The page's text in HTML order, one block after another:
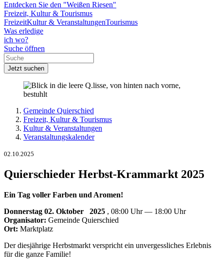
Entdecken Sie den "Weißen Riesen"
Freizeit, Kultur & Tourismus
FreizeitKultur & VeranstaltungenTourismus
Was erledige
ich wo?
Suche öffnen
Jetzt suchen
Gemeinde Quierschied
Freizeit, Kultur & Tourismus
Kultur & Veranstaltungen
Veranstaltungskalender
02.10.2025
Quierschieder Herbst-Krammarkt 2025
Ein Tag voller Farben und Aromen!
Donnerstag 02. Oktober
2025 , 08:00 Uhr — 18:00 Uhr
Organisator: Gemeinde Quierschied
Ort: Marktplatz
Der diesjährige Herbstmarkt verspricht ein unvergessliches Erlebnis
für die ganze Familie!